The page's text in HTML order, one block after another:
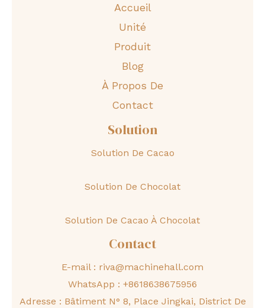
Accueil
Unité
Produit
Blog
À Propos De
Contact
Solution
Solution De Cacao
Solution De Chocolat
Solution De Cacao À Chocolat
Contact
E-mail : riva@machinehall.com
WhatsApp : +8618638675956
Adresse : Bâtiment N° 8, Place Jingkai, District De